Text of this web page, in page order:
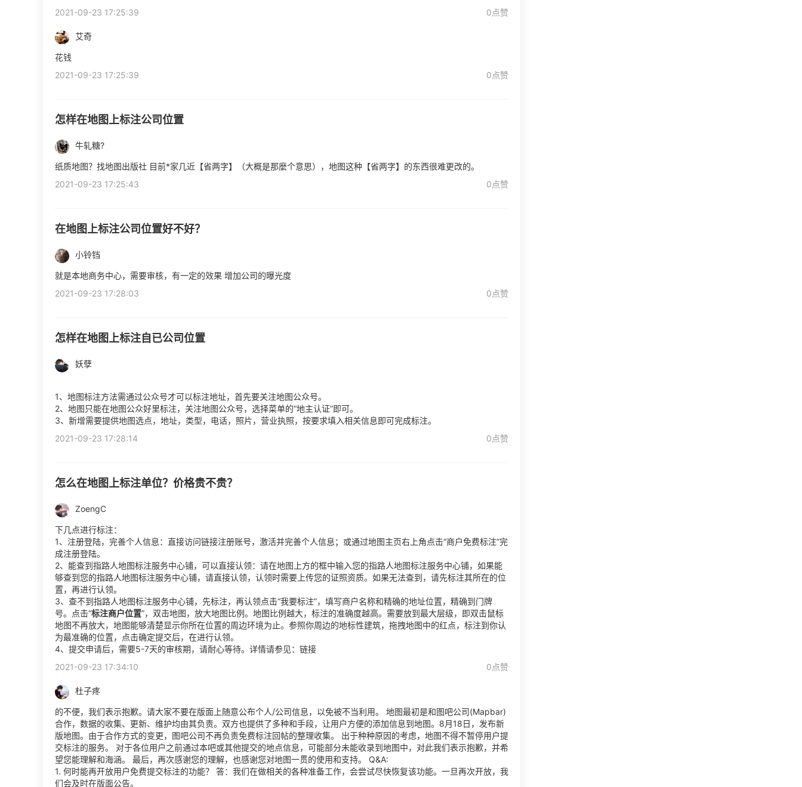
2021-09-23 17:25:39
0点赞
艾奇
花钱
2021-09-23 17:25:39
0点赞
怎样在地图上标注公司位置
牛轧糖?
纸质地图？找地图出版社 目前*家几近【省两字】（大概是那麼个意思），地图这种【省两字】的东西很难更改的。
2021-09-23 17:25:43
0点赞
在地图上标注公司位置好不好？
小铃铛
就是本地商务中心，需要审核，有一定的效果 增加公司的曝光度
2021-09-23 17:28:03
0点赞
怎样在地图上标注自已公司位置
妖孽
1、地图标注方法需通过公众号才可以标注地址，首先要关注地图公众号。
2、地图只能在地图公众好里标注，关注地图公众号，选择菜单的“地主认证”即可。
3、新增需要提供地图选点，地址，类型，电话，照片，营业执照，按要求填入相关信息即可完成标注。
2021-09-23 17:28:14
0点赞
怎么在地图上标注单位？价格贵不贵？
ZoengC
下几点进行标注：
1、注册登陆，完善个人信息：直接访问链接注册账号，激活并完善个人信息；或通过地图主页右上角点击“商户免费标注”完
成注册登陆。
2、能查到指路人地图标注服务中心铺，可以直接认领：请在地图上方的框中输入您的指路人地图标注服务中心铺，如果能
够查到您的指路人地图标注服务中心铺，请直接认领，认领时需要上传您的证照资质。如果无法查到，请先标注其所在的位
置，再进行认领。
3、查不到指路人地图标注服务中心铺，先标注，再认领点击“我要标注”，填写商户名称和精确的地址位置，精确到门牌
号。点击“标注商户位置”，双击地图，放大地图比例。地图比例越大，标注的准确度越高。需要放到最大层级，即双击鼠标
地图不再放大，地图能够清楚显示你所在位置的周边环境为止。参照你周边的地标性建筑，拖拽地图中的红点，标注到你认
为最准确的位置，点击确定提交后，在进行认领。
4、提交申请后，需要5-7天的审核期，请耐心等待。详情请参见：链接
2021-09-23 17:34:10
0点赞
杜子疼
的不便，我们表示抱歉。请大家不要在版面上随意公布个人/公司信息，以免被不当利用。 地图最初是和图吧公司(Mapbar)
合作，数据的收集、更新、维护均由其负责。双方也提供了多种和手段，让用户方便的添加信息到地图。8月18日，发布新
版地图。由于合作方式的变更，图吧公司不再负责免费标注回帖的整理收集。 出于种种原因的考虑，地图不得不暂停用户提
交标注的服务。 对于各位用户之前通过本吧或其他提交的地点信息，可能部分未能收录到地图中，对此我们表示抱歉，并希
望您能理解和海涵。 最后，再次感谢您的理解，也感谢您对地图一贯的使用和支持。 Q&A:
1. 何时能再开放用户免费提交标注的功能？ 答：我们在做相关的各种准备工作，会尝试尽快恢复该功能。一旦再次开放，我
们会及时在版面公告。